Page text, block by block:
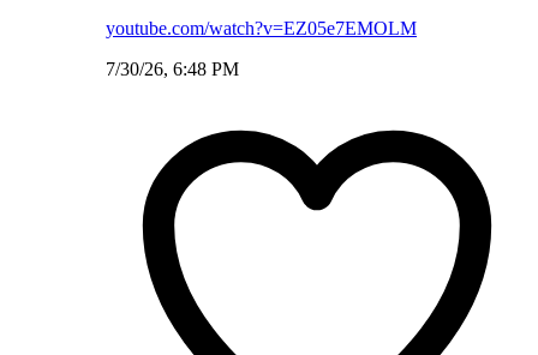
youtube.com/watch?v=EZ05e7EMOLM
7/30/26, 6:48 PM